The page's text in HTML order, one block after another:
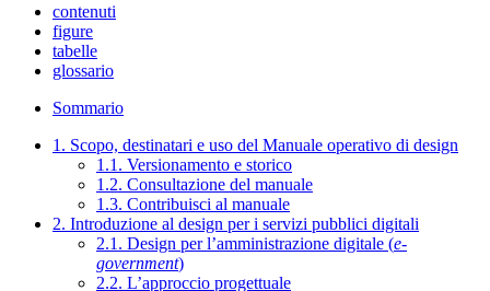
contenuti
figure
tabelle
glossario
Sommario
1. Scopo, destinatari e uso del Manuale operativo di design
1.1. Versionamento e storico
1.2. Consultazione del manuale
1.3. Contribuisci al manuale
2. Introduzione al design per i servizi pubblici digitali
2.1. Design per l’amministrazione digitale (e-
government)
2.2. L’approccio progettuale